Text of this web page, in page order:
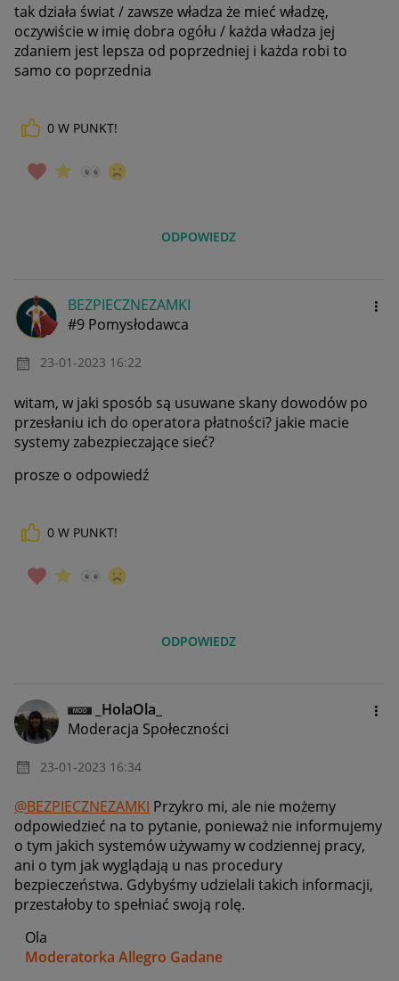
tak działa świat / zawsze władza że mieć władzę,
oczywiście w imię dobra ogółu / każda władza jej
zdaniem jest lepsza od poprzedniej i każda robi to
samo co poprzednia
0 W PUNKT!
ODPOWIEDZ
BEZPIECZNEZAMKI
#9 Pomysłodawca
‎23-01-2023 16:22
witam, w jaki sposób są usuwane skany dowodów po
przesłaniu ich do operatora płatności? jakie macie
systemy zabezpieczające sieć?
prosze o odpowiedź
0 W PUNKT!
ODPOWIEDZ
_HolaOla_
Moderacja Społeczności
‎23-01-2023 16:34
@BEZPIECZNEZAMKI Przykro mi, ale nie możemy
odpowiedzieć na to pytanie, ponieważ nie informujemy
o tym jakich systemów używamy w codziennej pracy,
ani o tym jak wyglądają u nas procedury
bezpieczeństwa. Gdybyśmy udzielali takich informacji,
przestałoby to spełniać swoją rolę.
Ola
Moderatorka Allegro Gadane